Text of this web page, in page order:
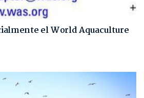
el World Aquaculture